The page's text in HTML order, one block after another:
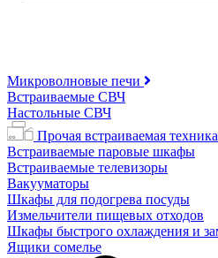
Микроволновые печи
Встраиваемые СВЧ
Настольные СВЧ
Прочая встраиваемая техника
Встраиваемые паровые шкафы
Встраиваемые телевизоры
Вакууматоры
Шкафы для подогрева посуды
Измельчители пищевых отходов
Шкафы быстрого охлаждения и
Ящики сомелье